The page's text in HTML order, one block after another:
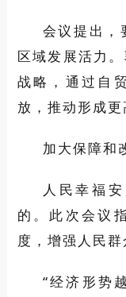
会议提出，
区域发展活力
战略，通过自
放，推动形成更
加大保障和
人民幸福
的。此次会议
度，增强人民群
“经济形势